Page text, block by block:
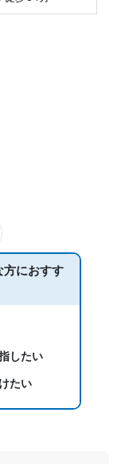
方におすす
したい
たい